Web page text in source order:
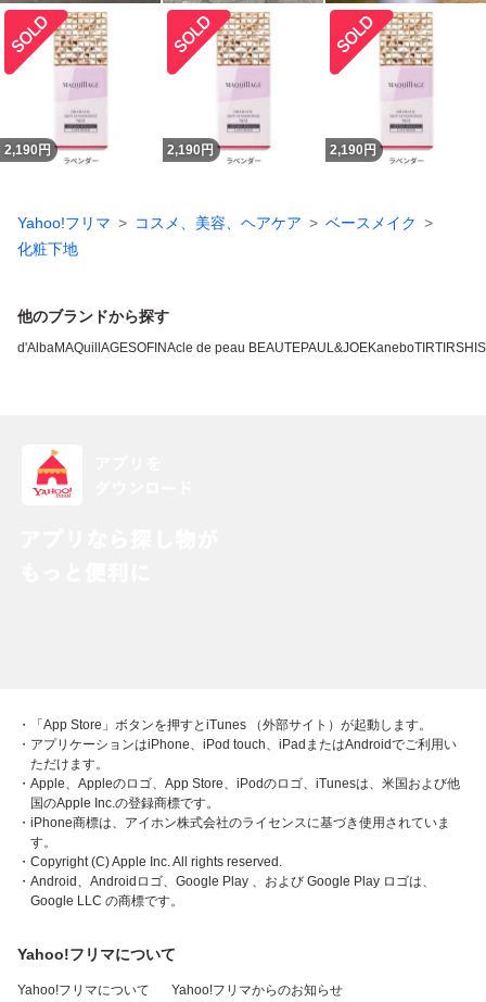
2,190 円 2,190 円 2,190 円
Yahoo!フリマ コスメ、美容、ヘアケア
ベースメイク
化粧下地
他のブランドから探す
d'AlbaMAQuillAGESOFINAcle de peau BEAUTEPAUL&JOEKaneboTIRTIR
・「App Store」ボタンを押すとiTunes （外部サイト）が起動します。
・アプリケーションはiPhone、iPod touch、iPadまたはAndroidでご利用い
ただけます。
・Apple、Appleのロゴ、App Store、iPodのロゴ、iTunesは、米国および他
国のApple Inc.の登録商標です。
・iPhone商標は、アイホン株式会社のライセンスに基づき使用されていま
す。
・Copyright (C) Apple Inc. All rights reserved.
・Android、Androidロゴ、Google Play 、および Google Play ロゴは、
Google LLC の商標です。
Yahoo!フリマについて
Yahoo!フリマについて Yahoo!フリマからのお知らせ